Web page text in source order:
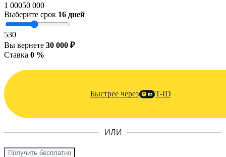
1 00050 000
Выберите срок 16 дней
530
Вы вернете 30 000 ₽
Ставка 0 %
Быстрее через T-ID
ИЛИ
Получить бесплатно